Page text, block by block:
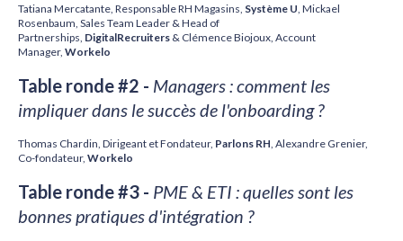
Tatiana Mercatante , Responsable RH Magasins, Système U , Mickael
Rosenbaum, Sales Team Leader & Head of
Partnerships, DigitalRecruiters & Clémence Biojoux, Account
Manager, Workelo
Table ronde #2 - Managers : comment les
impliquer dans le succès de l'onboarding ?
Thomas Chardin, Dirigeant et Fondateur, Parlons RH , Alexandre Grenier,
Co-fondateur, Workelo
Table ronde #3 - PME & ETI : quelles sont les
bonnes pratiques d'intégration ?